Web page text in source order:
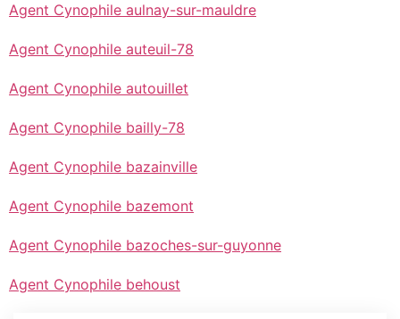
Agent Cynophile aulnay-sur-mauldre
Agent Cynophile auteuil-78
Agent Cynophile autouillet
Agent Cynophile bailly-78
Agent Cynophile bazainville
Agent Cynophile bazemont
Agent Cynophile bazoches-sur-guyonne
Agent Cynophile behoust